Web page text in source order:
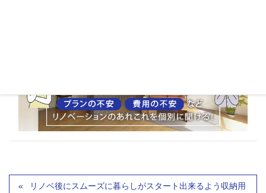
リノベ後にスムーズに暮らしがスタート出来るよう収納用